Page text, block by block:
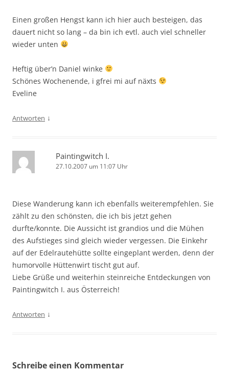
Einen großen Hengst kann ich hier auch besteigen, das
dauert nicht so lang – da bin ich evtl. auch viel schneller
wieder unten
Heftig über’n Daniel winke
Schönes Wochenende, i gfrei mi auf näxts
Eveline
Antworten ↓
Paintingwitch I.
27.10.2007 um 11:07 Uhr
Diese Wanderung kann ich ebenfalls weiterempfehlen. Sie
zählt zu den schönsten, die ich bis jetzt gehen
durfte/konnte. Die Aussicht ist grandios und die Mühen
des Aufstieges sind gleich wieder vergessen. Die Einkehr
auf der Edelrautehütte sollte eingeplant werden, denn der
humorvolle Hüttenwirt tischt gut auf.
Liebe Grüße und weiterhin steinreiche Entdeckungen von
Paintingwitch I. aus Österreich!
Antworten ↓
Schreibe einen Kommentar